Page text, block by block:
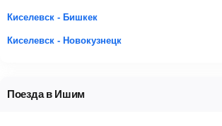
Киселевск - Бишкек
Киселевск - Новокузнецк
Поезда в Ишим